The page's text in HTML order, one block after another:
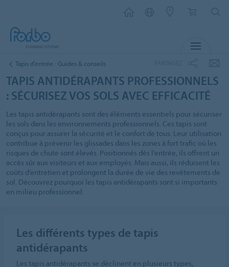
Tapis d'entrée : Guides & conseils
TAPIS ANTIDÉRAPANTS PROFESSIONNELS
: SÉCURISEZ VOS SOLS AVEC EFFICACITÉ
Les tapis antidérapants sont des éléments essentiels pour sécuriser
les sols dans les environnements professionnels. Ces tapis sont
conçus pour assurer la sécurité et le confort de tous. Leur utilisation
contribue à prévenir les glissades dans les zones à fort trafic où les
risques de chute sont élevés. Positionnés dès l’entrée, ils offrent un
accès sûr aux visiteurs et aux employés. Mais aussi, ils réduisent les
coûts d’entretien et prolongent la durée de vie des revêtements de
sol. Découvrez pourquoi les tapis antidérapants sont si importants
en milieu professionnel.
Les différents types de tapis
antidérapants
Les tapis antidérapants se déclinent en plusieurs types,